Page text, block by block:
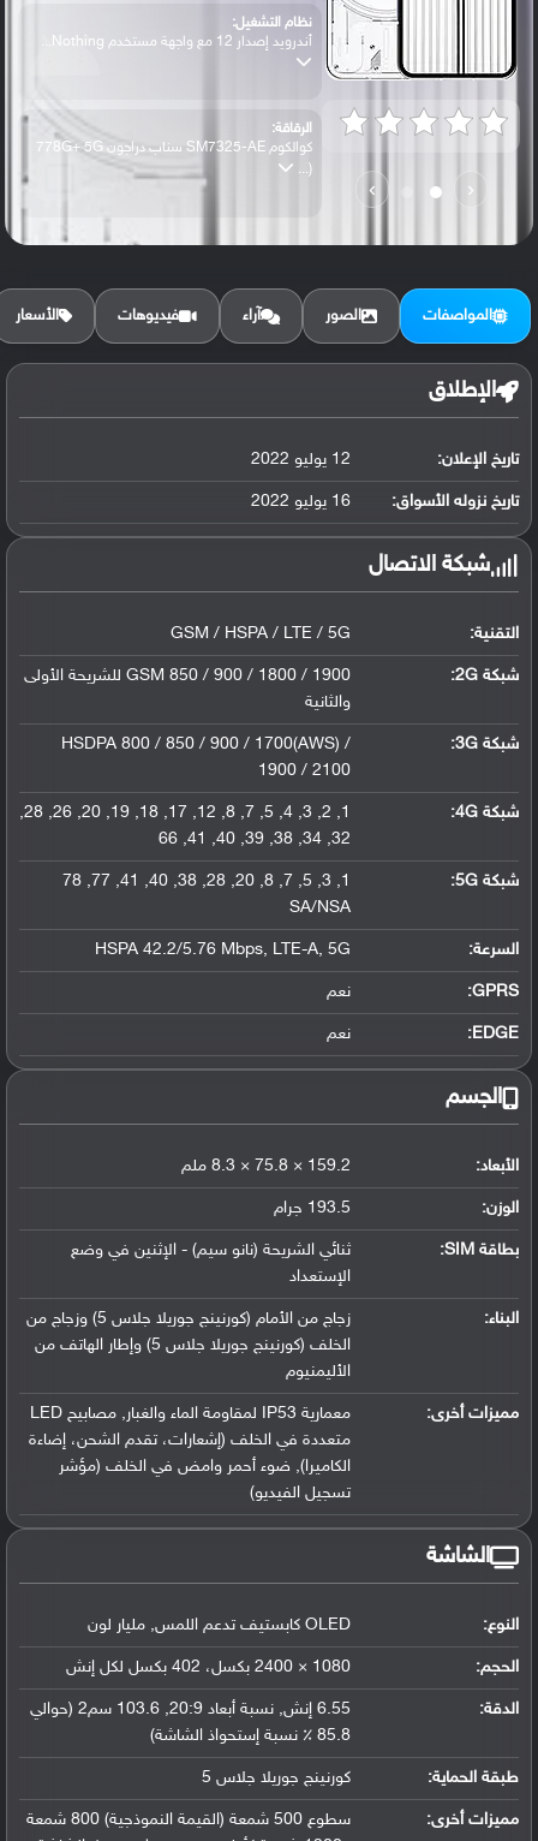
‹
›
نظام التشغيل:
أندرويد إصدار 12 مع واجهة مستخدم Nothing...
الرقاقة:
كوالكوم SM7325-AE سناب دراجون 778G+ 5G
(...
الرام / التخزين:
البطارية:
ليثيوم بوليمر سعة 4500 مللي أمبير, غير ق...
المواصفات الصور آراء فيديوهات الأسعار
الإطلاق
تاريخ الإعلان: 12 يوليو 2022
تاريخ نزوله الأسواق: 16 يوليو 2022
شبكة الاتصال
التقنية: GSM / HSPA / LTE / 5G
شبكة 2G:
GSM 850 / 900 / 1800 / 1900 للشريحة الأولى
والثانية
شبكة 3G :
HSDPA 800 / 850 / 900 / 1700(AWS) /
1900 / 2100
شبكة 4G :
1, 2, 3, 4, 5, 7, 8, 12, 17, 18, 19, 20, 26, 28,
32, 34, 38, 39, 40, 41, 66
شبكة 5G :
1, 3, 5, 7, 8, 20, 28, 38, 40, 41, 77, 78
SA/NSA
السرعة: HSPA 42.2/5.76 Mbps, LTE-A, 5G
GPRS: نعم
EDGE: نعم
الجسم
الأبعاد: 159.2 × 75.8 × 8.3 ملم
الوزن: 193.5 جرام
بطاقة SIM:
ثنائي الشريحة (نانو سيم) - الإثنين في وضع
الإستعداد
البناء:
زجاج من الأمام (كورنينج جوريلا جلاس 5) وزجاج من
الخلف (كورنينج جوريلا جلاس 5) وإطار الهاتف من
الأليمنيوم
مميزات أخرى:
معمارية IP53 لمقاومة الماء والغبار, مصابيح LED
متعددة في الخلف (إشعارات، تقدم الشحن، إضاءة
الكاميرا), ضوء أحمر وامض في الخلف (مؤشر
تسجيل الفيديو)
الشاشة
النوع: OLED كابستيف تدعم اللمس, مليار لون
الحجم: 1080 × 2400 بكسل، 402 بكسل لكل إنش
الدقة:
6.55 إنش, نسبة أبعاد 20:9, 103.6 سم2 (حوالي
85.8 ٪ نسبة إستحواذ الشاشة)
طبقة الحماية: كورنينج جوريلا جلاس 5
مميزات أخرى:
سطوع 500 شمعة (القيمة النموذجية) 800 شمعة